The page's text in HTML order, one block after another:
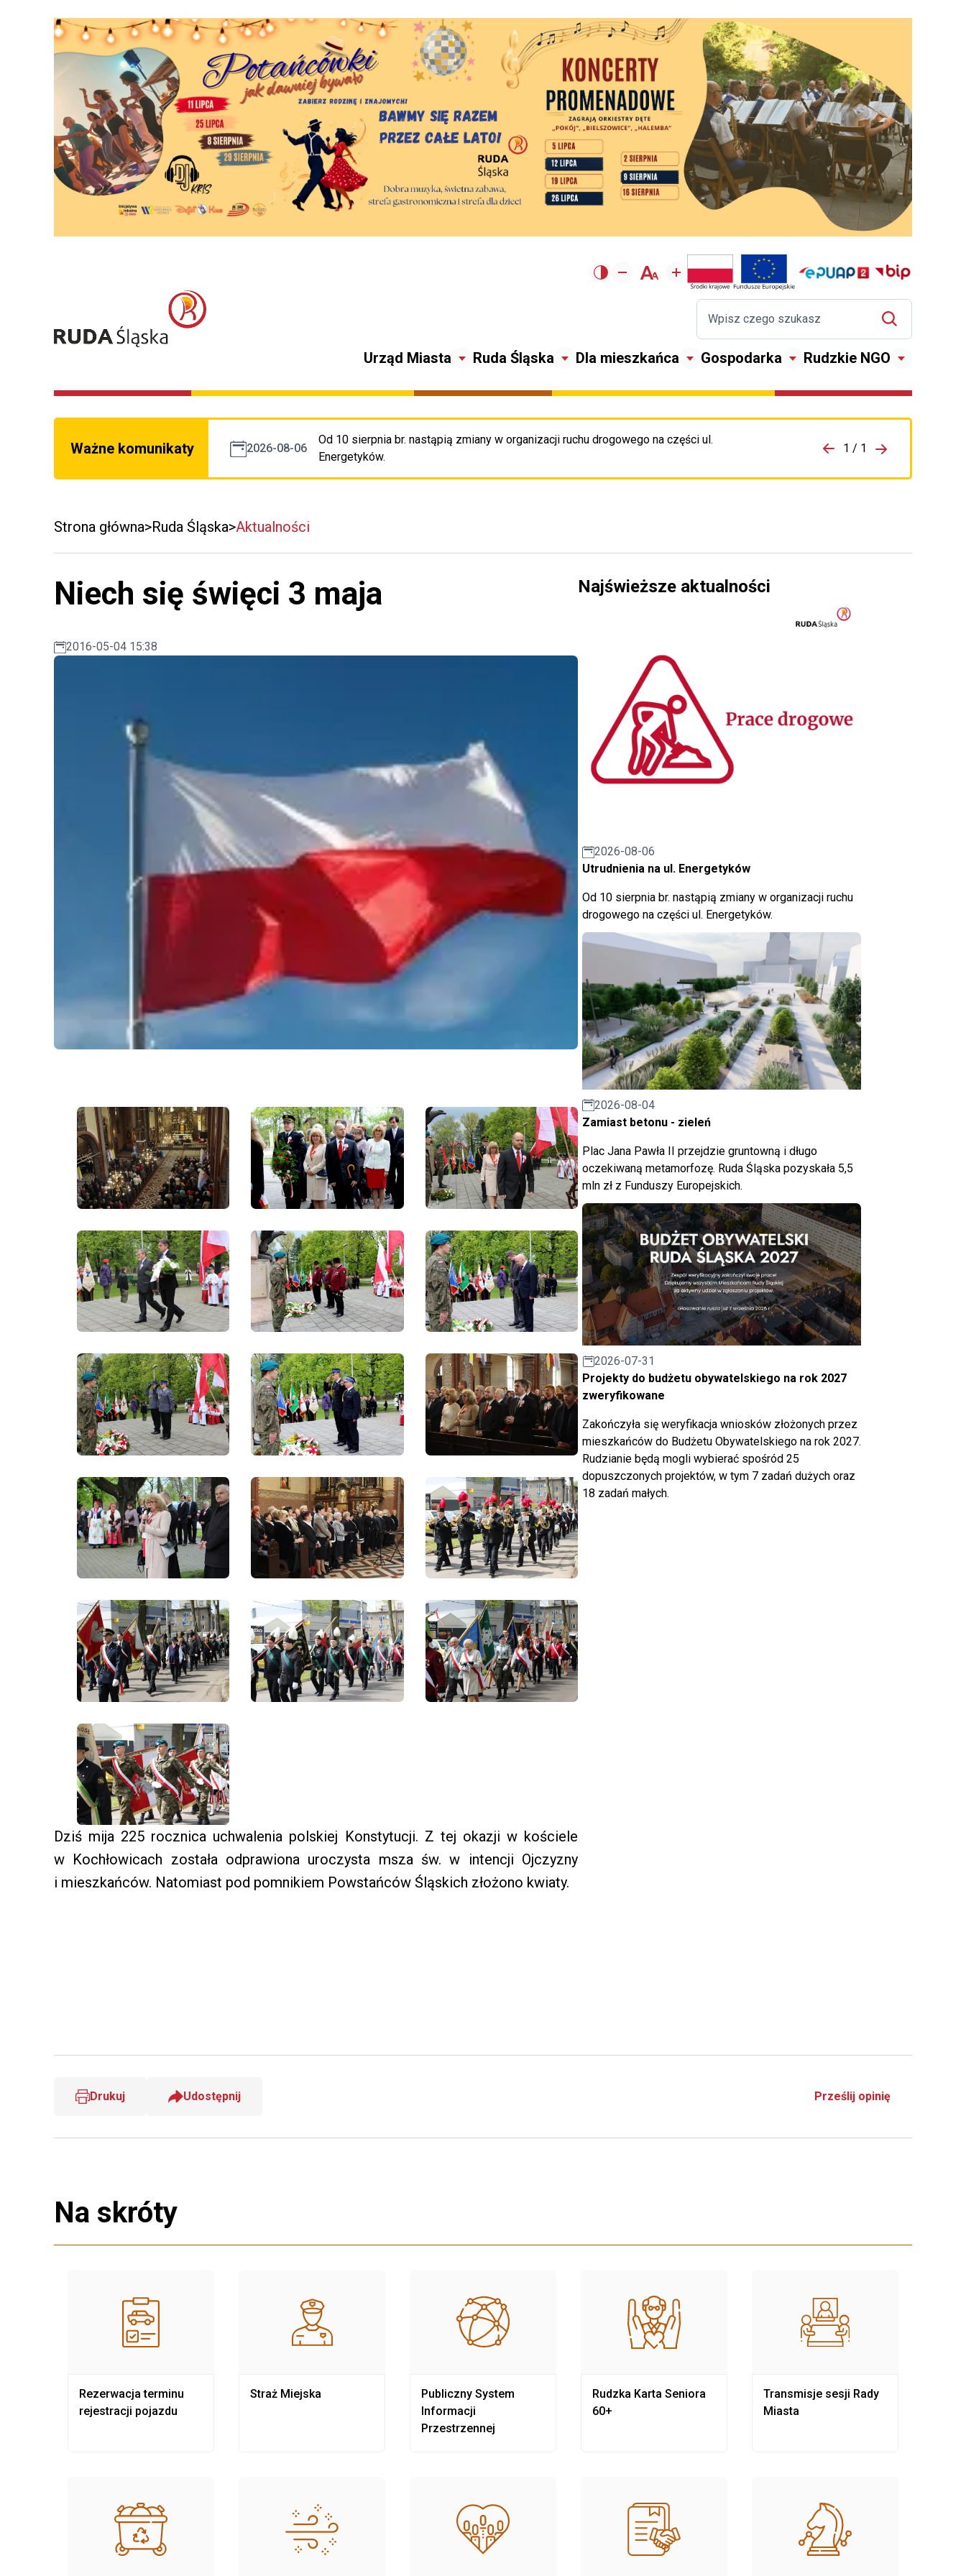
Urząd Miasta Ruda Śląska Dla mieszkańca Gospodarka Rudzkie NGO
Ważne komunikaty 2026-08-06
Od 10 sierpnia br. nastąpią zmiany w organizacji ruchu drogowego na części ul.
Energetyków.
Przejdź do porzpedniego komunikatu 1 / 1
Przejdź do
Strona główna Ruda Śląska Aktualności
Niech się święci 3 maja
2016-05-04 15:38
Dziś mija 225 rocznica uchwalenia polskiej Konstytucji. Z tej okazji w kościele
w Kochłowicach została odprawiona uroczysta msza św. w intencji Ojczyzny
i mieszkańców. Natomiast pod pomnikiem Powstańców Śląskich złożono kwiaty.
Najświeższe aktualności
2026-08-06
Utrudnienia na ul. Energetyków
Od 10 sierpnia br. nastąpią zmiany w organizacji ruchu
drogowego na części ul. Energetyków.
2026-08-04
Zamiast betonu - zieleń
Plac Jana Pawła II przejdzie gruntowną i długo
oczekiwaną metamorfozę. Ruda Śląska pozyskała 5,5
mln zł z Funduszy Europejskich.
2026-07-31
Projekty do budżetu obywatelskiego na rok 2027
zweryfikowane
Zakończyła się weryfikacja wniosków złożonych przez
mieszkańców do Budżetu Obywatelskiego na rok 2027.
Rudzianie będą mogli wybierać spośród 25
dopuszczonych projektów, w tym 7 zadań dużych oraz
18 zadań małych.
Drukuj Udostępnij Prześlij opinię
Na skróty
Rezerwacja terminu
rejestracji pojazdu
Straż Miejska
Publiczny System
Informacji
Przestrzennej
Rudzka Karta Seniora
60+
Transmisje sesji Rady
Miasta